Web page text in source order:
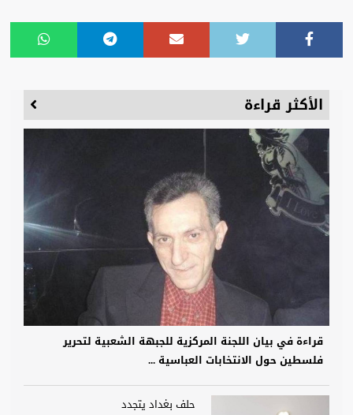
الأكثر قراءة
قراءة في بيان اللجنة المركزية للجبهة الشعبية لتحرير
فلسطين حول الانتخابات العباسية ...
حلف بغداد يتجدد